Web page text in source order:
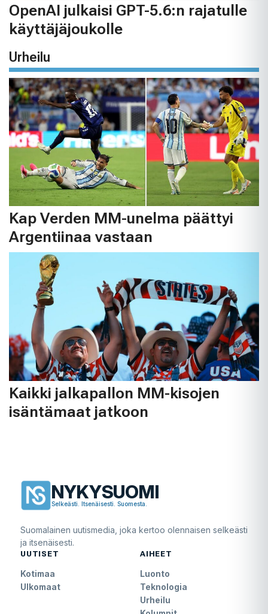
OpenAI julkaisi GPT-5.6:n rajatulle
käyttäjäjoukolle
Urheilu
Kap Verden MM-unelma päättyi
Argentiinaa vastaan
Kaikki jalkapallon MM-kisojen
isäntämaat jatkoon
NYKYSUOMI
Selkeästi. Itsenäisesti. Suomesta.
Suomalainen uutismedia, joka kertoo olennaisen selkeästi
ja itsenäisesti.
UUTISET
Kotimaa
Ulkomaat
AIHEET
Luonto
Teknologia
Urheilu